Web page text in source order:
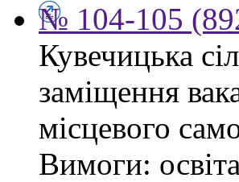
№ 104-105
Кувечицька
заміщення
місцевого
Вимоги: